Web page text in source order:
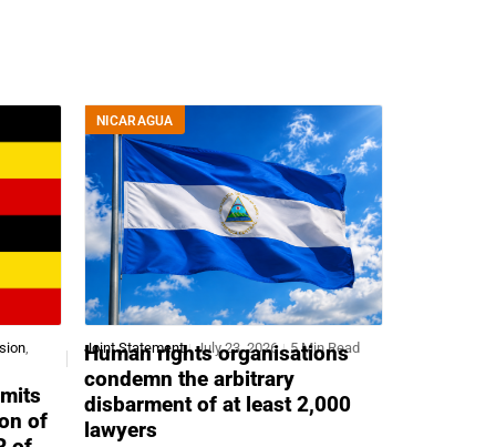
,
of
NICARAGUA
Joint Statement July 23, 2026 5 Min Read
Human rights organisations
condemn the arbitrary
disbarment of at least 2,000
lawyers